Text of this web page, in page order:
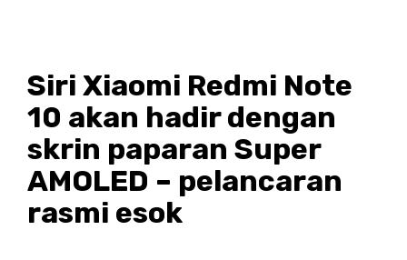
Siri Xiaomi Redmi Note
10 akan hadir dengan
skrin paparan Super
AMOLED – pelancaran
rasmi esok